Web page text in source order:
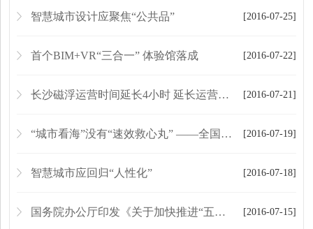
[2016-07-25]
智慧城市设计应聚焦“公共品”
[2016-07-22]
首个BIM+VR“三合一” 体验馆落成
[2016-07-21]
长沙磁浮运营时间延长4小时 延长运营后首日客流破7000
[2016-07-19]
“城市看海”没有“速效救心丸” ——全国首批海绵城市建设试点部分完工项目“治涝答卷”成绩不俗
[2016-07-18]
智慧城市应回归“人性化”
[2016-07-15]
国务院办公厅印发《关于加快推进“五证合一、一照一码”登记制度改革的通知》